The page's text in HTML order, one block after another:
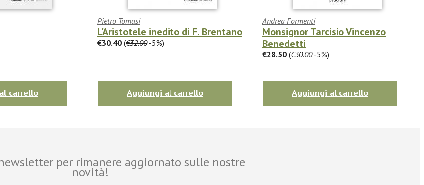
carrello
Pietro Tomasi
L'Aristotele inedito di F. Brentano
€30.40 (€32.00-5%)
Aggiungi al carrello
Andrea Formenti
Monsignor Tarcisio Vincenzo
Benedetti
€28.50 (€30.00-5%)
Aggiungi al carrello
per rimanere aggiornato sulle nostre
novità!